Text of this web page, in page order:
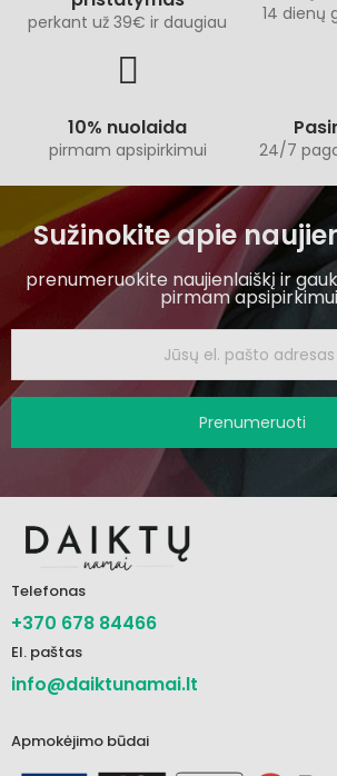
perkant už 39€ ir daugiau 14 dienų
10% nuolaida
pirmam apsipirkimui 24/7
Sužinokite apie
prenumeruokite naujienlaiškį ir
pirmam apsipirkimui
Prenumeruoti
Telefonas
+370 678 84466
El. paštas
info@daiktunamai.lt
Apmokėjimo būdai